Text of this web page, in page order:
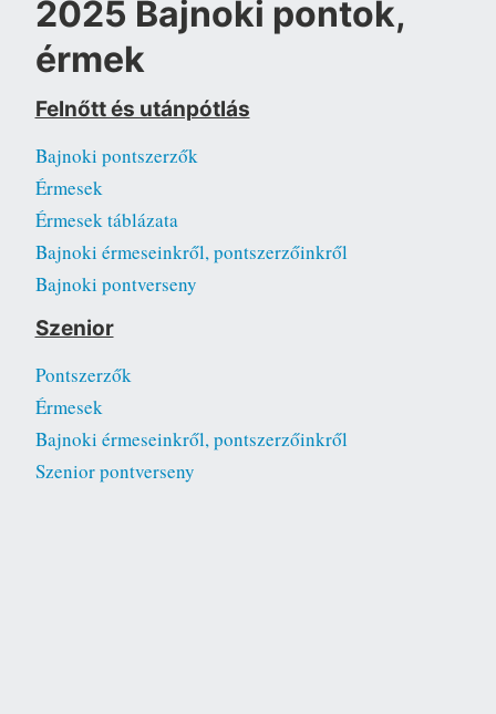
2025 Bajnoki pontok,
érmek
Felnőtt és utánpótlás
Bajnoki pontszerzők
Érmesek
Érmesek táblázata
Bajnoki érmeseinkről, pontszerzőinkről
Bajnoki pontverseny
Szenior
Pontszerzők
Érmesek
Bajnoki érmeseinkről, pontszerzőinkről
Szenior pontverseny